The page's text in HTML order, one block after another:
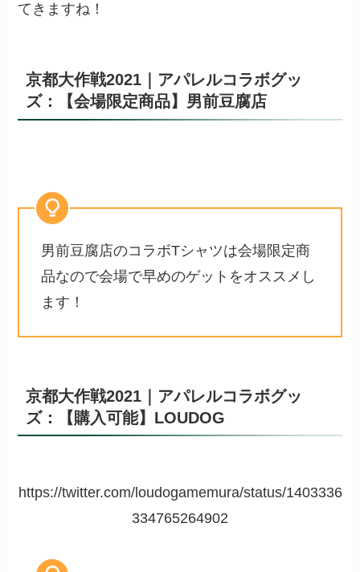
てきますね！
京都大作戦2021｜アパレルコラボグッ
ズ：【会場限定商品】男前豆腐店
男前豆腐店のコラボTシャツは会場限定商
品なので会場で早めのゲットをオススメし
ます！
京都大作戦2021｜アパレルコラボグッ
ズ：【購入可能】LOUDOG
https://twitter.com/loudogamemura/status/1403336
334765264902